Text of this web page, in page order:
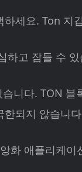
세요. Ton 지
고 잠들 수
니다. TON
되지 않습니
화 애플리케